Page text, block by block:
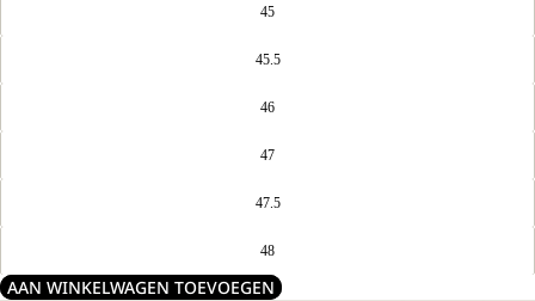
45
45.5
46
47
47.5
48
AAN WINKELWAGEN TOEVOEGEN